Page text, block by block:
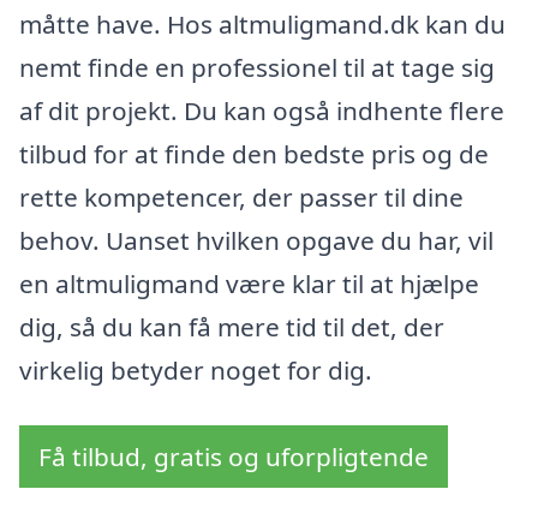
måtte have. Hos altmuligmand.dk kan du
nemt finde en professionel til at tage sig
af dit projekt. Du kan også indhente flere
tilbud for at finde den bedste pris og de
rette kompetencer, der passer til dine
behov. Uanset hvilken opgave du har, vil
en altmuligmand være klar til at hjælpe
dig, så du kan få mere tid til det, der
virkelig betyder noget for dig.
Få tilbud, gratis og uforpligtende